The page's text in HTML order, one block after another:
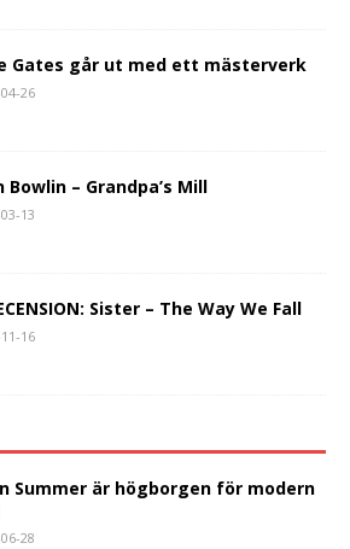
Gates går ut med ett mästerverk
26
Bowlin – Grandpa’s Mill
13
Sister – The Way We Fall
16
Summer är högborgen för modern
28